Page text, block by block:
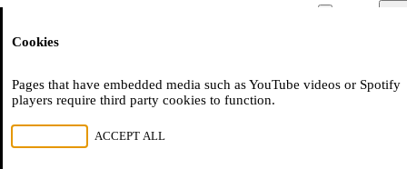
Cookies
Pages that have embedded media such as YouTube videos or Spotify
players require third party cookies to function.
ACCEPT ALL